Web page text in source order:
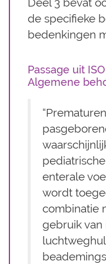
de specifieke
bedenkingen
Passage uit
Algemene
enterale
wordt
combinatie
gebruik van